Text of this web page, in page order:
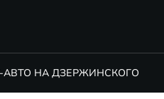
АВТО НА ДЗЕРЖИНСКОГО